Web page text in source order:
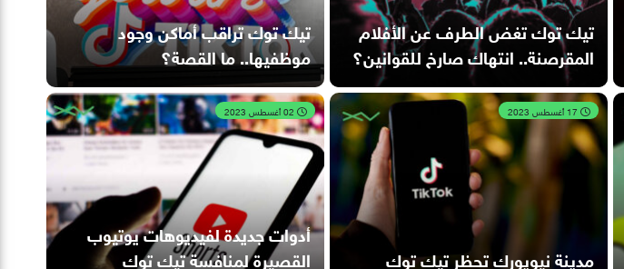
تيك توك تغض الطرف عن الأفلام
المقرصنة.. انتهاك صارخ للقوانين؟
تيك توك تراقب أماكن وجود
موظفيها.. ما القصة؟
مدينة نيويورك تحظر تيك توك
أدوات جديدة لفيديوهات يوتيوب
القصيرة لمنافسة تيك توك